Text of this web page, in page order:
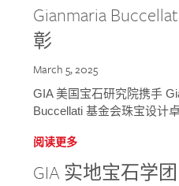
Gianmaria
彰
March 5, 2025
GIA 美国宝石研究院携手
Buccellati 基金会珠宝设计
阅读更多
GIA 实地宝石学